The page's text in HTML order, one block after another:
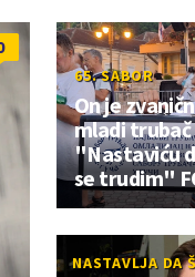
65. SABOR
On je
mladi trubač
"Nastaviću
se trudim"
NASTAVLJA DA